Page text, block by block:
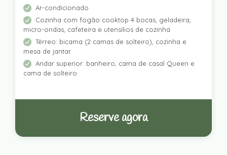
Ar-condicionado
Cozinha com fogão cooktop 4 bocas, geladeira,
micro-ondas, cafeteira e utensílios de cozinha
Térreo: bicama (2 camas de solteiro), cozinha e
mesa de jantar
Andar superior: banheiro, cama de casal Queen e
cama de solteiro
Reserve agora